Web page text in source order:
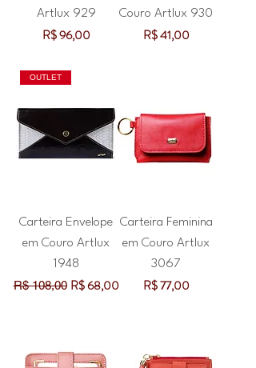
Artlux 929
Preço
R$ 96,00
Couro Artlux 930
Preço
R$ 41,00
OUTLET
Carteira Envelope
em Couro Artlux
1948
Preço normal
R$ 108,00 Preço promocional
R$ 68,00
Carteira Feminina
em Couro Artlux
3067
Preço
R$ 77,00